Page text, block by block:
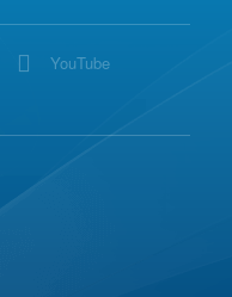
YouTube